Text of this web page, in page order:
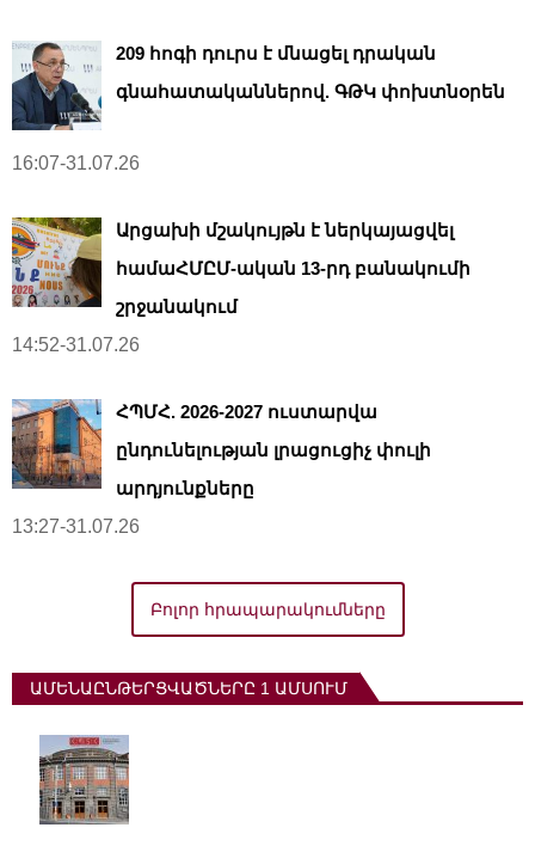
209 հոգի դուրս է մնացել դրական
գնահատականներով. ԳԹԿ փոխտնօրեն
16:07-31.07.26
Արցախի մշակույթն է ներկայացվել
համաՀՄԸՄ-ական 13-րդ բանակումի
շրջանակում
14:52-31.07.26
ՀՊՄՀ. 2026-2027 ուստարվա
ընդունելության լրացուցիչ փուլի
արդյունքները
13:27-31.07.26
Բոլոր հրապարակումները
ԱՄԵՆԱԸՆԹԵՐՑՎԱԾՆԵՐԸ 1 ԱՄՍՈՒՄ